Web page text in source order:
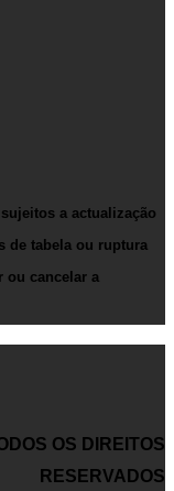
a actualização
de tabela ou ruptura
ou cancelar a
OS DIREITOS
RESERVADOS